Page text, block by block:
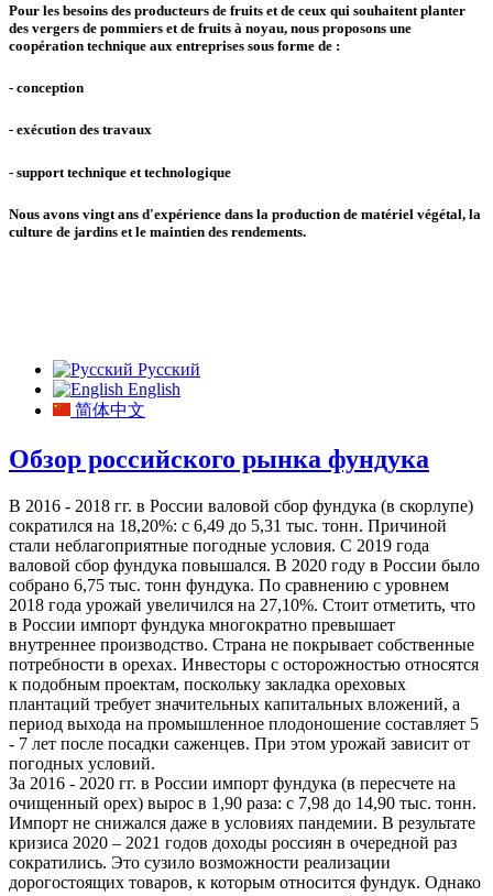
Pour les besoins des producteurs de fruits et de ceux qui souhaitent planter
des vergers de pommiers et de fruits à noyau, nous proposons une
coopération technique aux entreprises sous forme de :
- conception
- exécution des travaux
- support technique et technologique
Nous avons vingt ans d'expérience dans la production de matériel végétal, la
culture de jardins et le maintien des rendements.
Русский
English
简体中文
Обзор российского рынка фундука
В 2016 - 2018 гг. в России валовой сбор фундука (в скорлупе)
сократился на 18,20%: с 6,49 до 5,31 тыс. тонн. Причиной
стали неблагоприятные погодные условия. С 2019 года
валовой сбор фундука повышался. В 2020 году в России было
собрано 6,75 тыс. тонн фундука. По сравнению с уровнем
2018 года урожай увеличился на 27,10%. Стоит отметить, что
в России импорт фундука многократно превышает
внутреннее производство. Страна не покрывает собственные
потребности в орехах. Инвесторы с осторожностью относятся
к подобным проектам, поскольку закладка ореховых
плантаций требует значительных капитальных вложений, а
период выхода на промышленное плодоношение составляет 5
- 7 лет после посадки саженцев. При этом урожай зависит от
погодных условий.
За 2016 - 2020 гг. в России импорт фундука (в пересчете на
очищенный орех) вырос в 1,90 раза: с 7,98 до 14,90 тыс. тонн.
Импорт не снижался даже в условиях пандемии. В результате
кризиса 2020 – 2021 годов доходы россиян в очередной раз
сократились. Это сузило возможности реализации
дорогостоящих товаров, к которым относится фундук. Однако